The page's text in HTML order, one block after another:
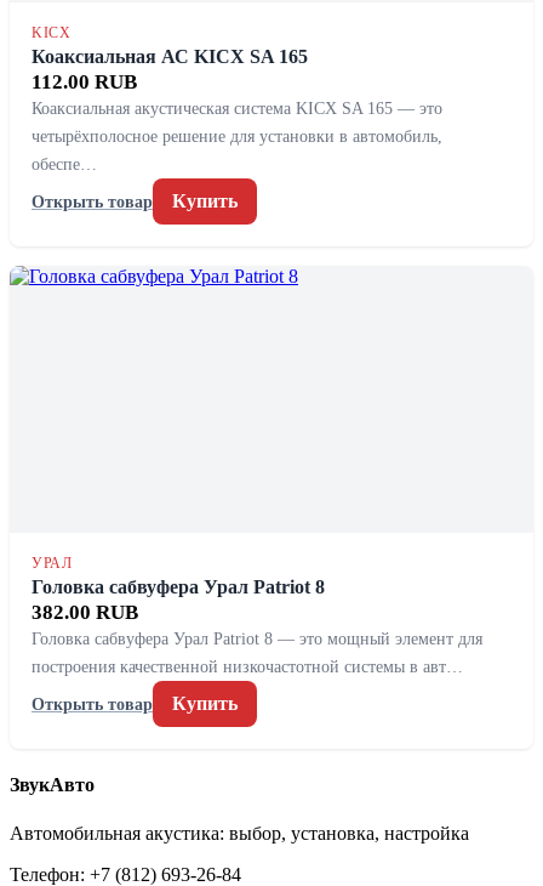
KICX
Коаксиальная АС KICX SA 165
112.00 RUB
Коаксиальная акустическая система KICX SA 165 — это
четырёхполосное решение для установки в автомобиль,
обеспе…
Открыть товар
Купить
УРАЛ
Головка сабвуфера Урал Patriot 8
382.00 RUB
Головка сабвуфера Урал Patriot 8 — это мощный элемент для
построения качественной низкочастотной системы в авт…
Открыть товар
Купить
ЗвукАвто
Автомобильная акустика: выбор, установка, настройка
Телефон: +7 (812) 693-26-84